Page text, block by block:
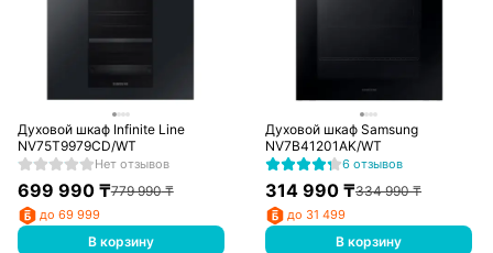
Духовой шкаф Infinite Line
NV75T9979CD/WT
Нет отзывов
699 990₸779 990₸
до 69 999
В корзину
Духовой шкаф Samsung
NV7B41201AK/WT
6 отзывов
314 990 ₸334 990₸
до 31 499
В корзину